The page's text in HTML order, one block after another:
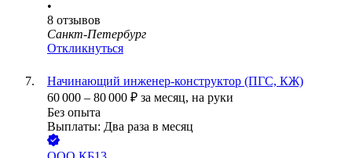
•
8 отзывов
Санкт-Петербург
Откликнуться
Начинающий инженер-конструктор (ПГС, КЖ)
60 000 – 80 000 ₽ за месяц, на руки
Без опыта
Выплаты: Два раза в месяц